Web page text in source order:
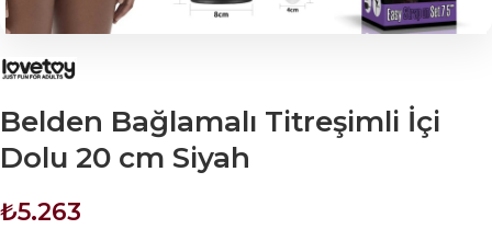
Belden Bağlamalı Titreşimli İçi
Dolu 20 cm Siyah
₺5.263